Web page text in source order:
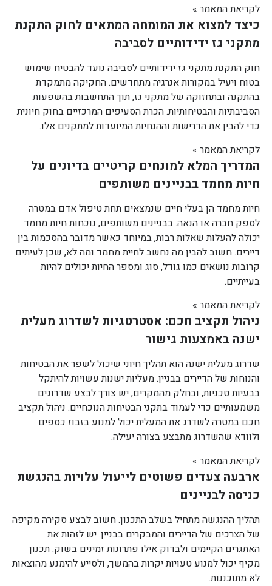
לקריאת המאמר »
כיצד למצוא את המומחה המתאים לחוק התקנת
מתקני גז ידידותיים לסביבה
חוק התקנת מתקני גז ידידותיים לסביבה נועד להבטיח שימוש
בטוח ויעיל במקורות אנרגיה מתחדשים. החקיקה מתמקדת
בהתקנה ובתחזוקה של מתקני גז, תוך התחשבות בהשפעות
הסביבתיות והבטיחותיות. הכרת הסעיפים המרכזיים בחוק חיונית
כדי להבין את הדרישות וההנחיות המיועדות למתקנים אלו.
לקריאת המאמר »
המדריך המלא למונחים קריטיים בדיונים על
חיות מחמד בבניינים משותפים
חיות מחמד הן בעלי חיים שנמצאים תחת טיפול אדם במטרה
לספק חברה או הנאה. בבניינים משותפים, נוכחות חיות מחמד
יכולה להעלות שאלות רבות, במיוחד כאשר מדובר בהסכמות בין
דיירים. חשוב להבין מה נחשב לחיית מחמד ומה לא, שכן לעיתים
קרובות נושאים כמו גודל, סוג ומספר החיות יכולים להיות
בעייתיים.
לקריאת המאמר »
ניהול תקציב חכם: אסטרטגיות לשדרוג מעלית
ישנה באמצעות גישור
שדרוג מעלית ישנה הוא תהליך חיוני שיכול לשפר את הבטיחות
והנוחות של הדיירים בבניין. מעליות ישנות עשויות להיתקל
בבעיות טכניות, ובחלק מהמקרים, יש צורך לבצע שדרוגים
משמעותיים כדי לעמוד בתקני הבטיחות הנוכחיים. ניהול תקציב
חכם במטרה לשדרג את המעלית יכול למנוע בזבוז כספים
ולוודא שהשדרוג מתבצע בצורה יעילה.
לקריאת המאמר »
ארבעה צעדים פשוטים לייעול עלויות בהנגשת
כניסה לבניינים
תהליך ההנגשה מתחיל בשלב התכנון. חשוב לבצע סקירה מקיפה
של הצרכים של הדיירים והמבקרים בבניין. יש לזהות את
האתגרים הקיימים ולבדוק אילו פתרונות זמינים בשוק. תכנון
מקיף יכול למנוע טעויות יקרות בהמשך, ולסייע להימנע מהוצאות
לא מתוכננות.